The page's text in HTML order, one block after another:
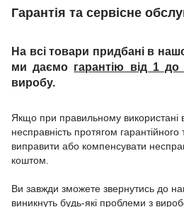
Гарантія та сервісне
На всі товари придбані в
ми даємо гарантію від 1 до
виробу.
Якщо при правильному використані
несправність протягом
виправити або компенсувати
коштом.
Ви завжди зможете звернутись до
виникнуть будь-які проблеми з